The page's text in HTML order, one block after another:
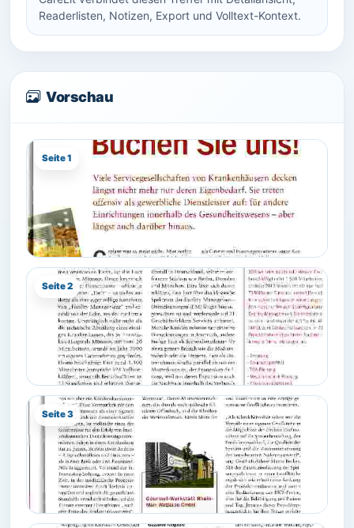
Readerlisten, Notizen, Export und Volltext-Kontext.
Vorschau
Seite 1
Seite 2
Seite 3